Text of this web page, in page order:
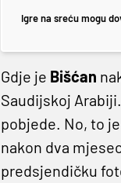
Igre na sreću mogu
Gdje je Bišćan
Saudijskoj
pobjede. No, to
nakon dva
predsjendičku